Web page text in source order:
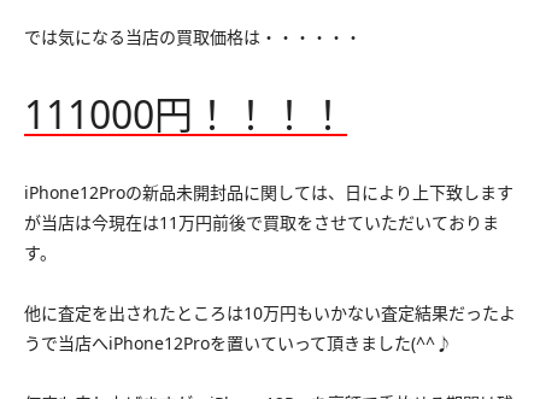
では気になる当店の買取価格は・・・・・・
111000円！！！！
iPhone12Proの新品未開封品に関しては、日により上下致します
が当店は今現在は11万円前後で買取をさせていただいておりま
す。
他に査定を出されたところは10万円もいかない査定結果だったよ
うで当店へiPhone12Proを置いていって頂きました(^^♪